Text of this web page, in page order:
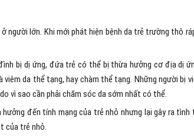
người lớn. Khi mới phát hiện bệnh da trẻ trường thô
bị dị ứng, đứa trẻ có thể bị thừa hưởng cơ địa dị
da thể tạng, hay chàm thể tạng. Những người bị
vì sao cần phải chăm sóc da sớm nhất có thể.
hưởng đến tính mạng của trẻ nhỏ nhưng lại gây ra
của trẻ nhỏ.